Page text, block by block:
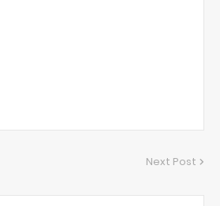
Next Post